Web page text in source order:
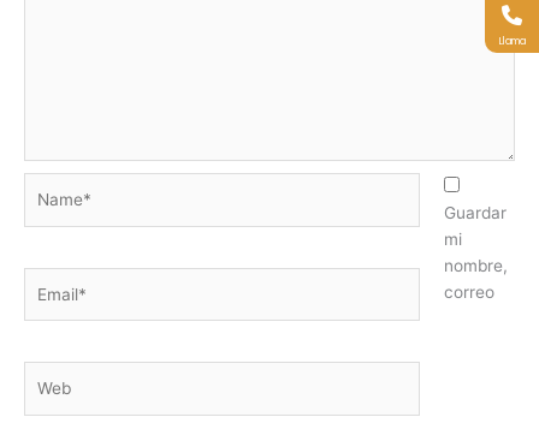
Guardar
mi
nombre,
correo
Llama